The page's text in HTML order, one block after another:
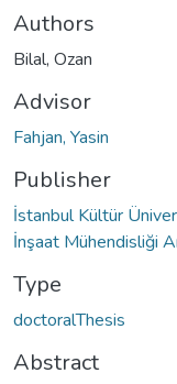
Authors
Bilal, Ozan
Advisor
Fahjan, Yasin
Publisher
İstanbul Kültür
İnşaat Mühendisliği
Type
doctoralThesis
Abstract